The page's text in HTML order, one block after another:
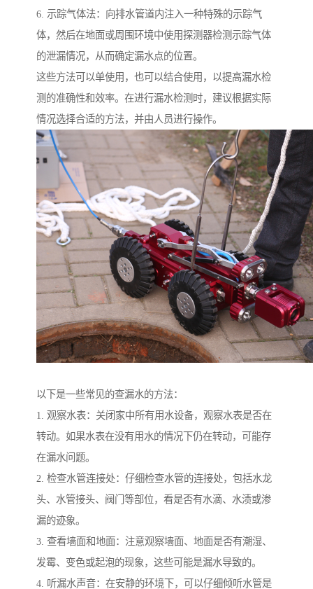
6. 示踪气体法：向排水管道内注入一种特殊的示踪气
体，然后在地面或周围环境中使用探测器检测示踪气体
的泄漏情况，从而确定漏水点的位置。
这些方法可以单使用，也可以结合使用，以提高漏水检
测的准确性和效率。在进行漏水检测时，建议根据实际
情况选择合适的方法，并由人员进行操作。
以下是一些常见的查漏水的方法：
1. 观察水表：关闭家中所有用水设备，观察水表是否在
转动。如果水表在没有用水的情况下仍在转动，可能存
在漏水问题。
2. 检查水管连接处：仔细检查水管的连接处，包括水龙
头、水管接头、阀门等部位，看是否有水滴、水渍或渗
漏的迹象。
3. 查看墙面和地面：注意观察墙面、地面是否有潮湿、
发霉、变色或起泡的现象，这些可能是漏水导致的。
4. 听漏水声音：在安静的环境下，可以仔细倾听水管是